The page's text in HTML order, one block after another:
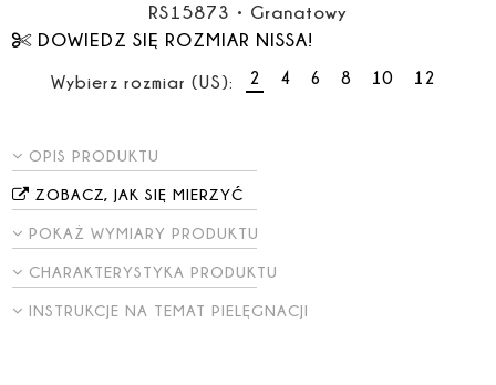
RS15873 • Granatowy
DOWIEDZ SIĘ ROZMIAR NISSA!
Wybierz rozmiar (US): 2 4 6 8 10 12
OPIS PRODUKTU
ZOBACZ, JAK SIĘ MIERZYĆ
POKAŻ WYMIARY PRODUKTU
CHARAKTERYSTYKA PRODUKTU
INSTRUKCJE NA TEMAT PIELĘGNACJI